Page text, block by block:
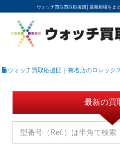
ウォッチ買取買取応援団│ 最新相場をま
YouTubeで動画を公開中
ROLEXモデル名から買取相場
高級時計ブランド名から買取
地域から買取店を探す
店舗名から買取店を探す
ブランド時計を高く売る方法
買取査定を依頼する
ウォッチ買取応援団｜有名店のロレック
最新の買